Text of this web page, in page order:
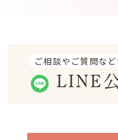
ご相談やご質問な
LINE